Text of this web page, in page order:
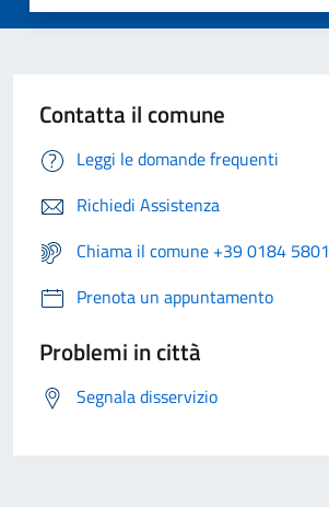
Contatta il comune
Leggi le domande frequenti
Richiedi Assistenza
Chiama il comune +39 0184 5801
Prenota un appuntamento
Problemi in città
Segnala disservizio